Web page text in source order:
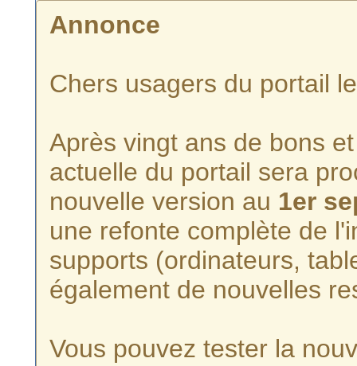
Annonce
Chers usagers du portail
Après vingt ans de bons
actuelle du portail sera
nouvelle version au 1er
une refonte complète de
supports (ordinateurs,
également de nouvelles
Vous pouvez tester la